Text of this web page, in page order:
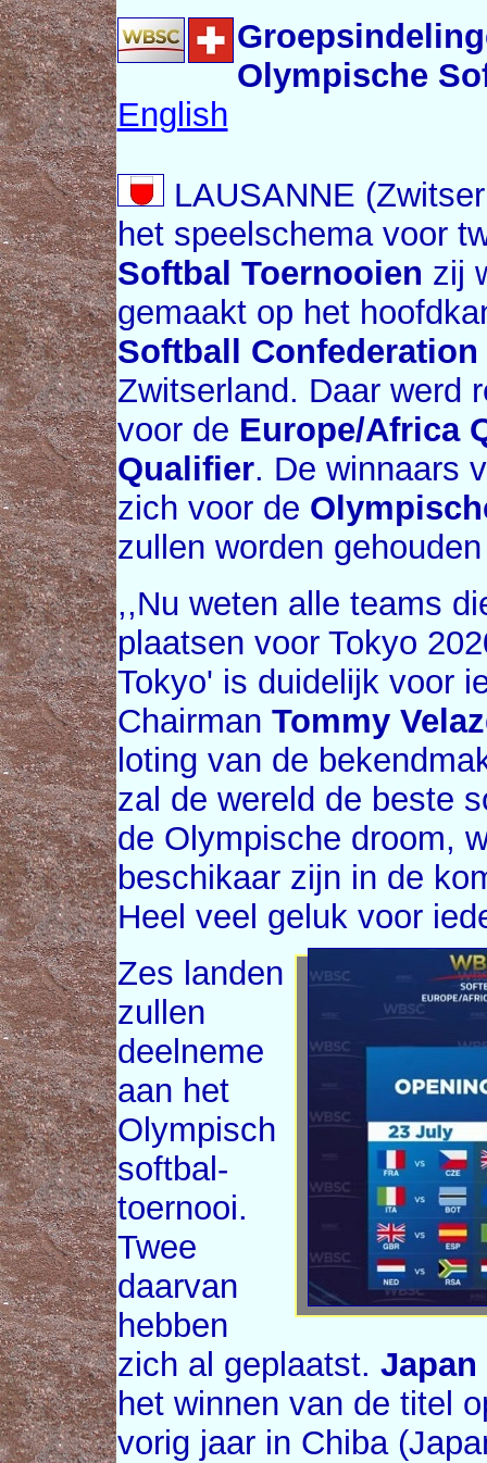
Olympische
English
LAUSANNE
het speelschema voor
Softbal Toernooien zij
gemaakt op het
Softball Confederation
Zwitserland. Daar werd
voor de Europe/Africa
Qualifier. De winnaars
zich voor de
zullen worden
,,Nu weten alle teams
plaatsen voor Tokyo
Tokyo' is duidelijk voor
Chairman Tommy
loting van de
zal de wereld de beste
de Olympische droom,
beschikaar zijn in de
Heel veel geluk voor
Zes landen
zullen
deelneme
aan het
Olympisch
softbal-
toernooi.
Twee
daarvan
hebben
zich al geplaatst. Japan
het winnen van de titel
vorig jaar in Chiba